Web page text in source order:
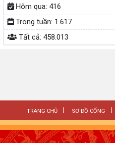
Hôm qua: 416
Trong tuần: 1.617
Tất cả: 458.013
TRANG CHỦ SƠ ĐỒ CỔNG